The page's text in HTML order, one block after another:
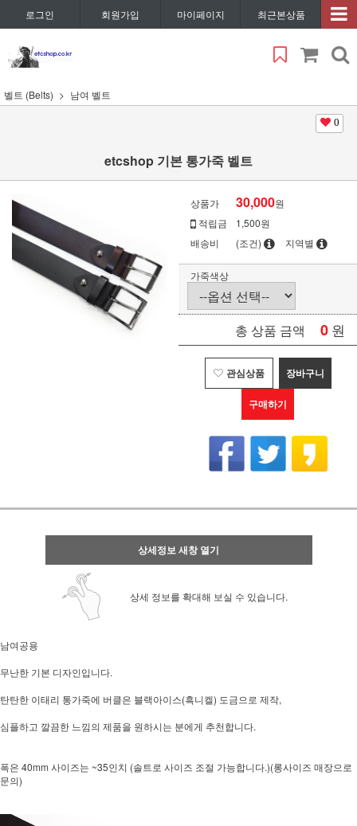
로그인 회원가입 마이페이지 최근본상품
벨트 (Belts) 남여 벨트
0
etcshop 기본 통가죽 벨트
상품가 30,000원
적립금
1,500원
배송비
(조건) 지역별
가죽색상
총 상품 금액 0 원
관심상품 장바구니
구매하기
상세정보 새창 열기
상세 정보를 확대해 보실 수 있습니다.
남여공용
무난한 기본 디자인입니다.
탄탄한 이태리 통가죽에 버클은 블랙아이스(흑니켈) 도금으로 제작,
심플하고 깔끔한 느낌의 제품을 원하시는 분에게 추천합니다.
폭은 40mm 사이즈는 ~35인치 (솔트로 사이즈 조절 가능합니다.)(롱사이즈 매장으로
문의)